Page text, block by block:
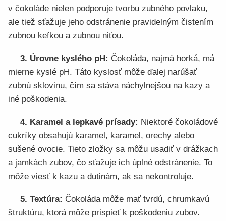
v čokoláde nielen podporuje tvorbu zubného povlaku,
ale tiež sťažuje jeho odstránenie pravidelným čistením
zubnou kefkou a zubnou niťou.
3. Úrovne kyslého pH: Čokoláda, najmä horká, má
mierne kyslé pH. Táto kyslosť môže ďalej narúšať
zubnú sklovinu, čím sa stáva náchylnejšou na kazy a
iné poškodenia.
4. Karamel a lepkavé prísady: Niektoré čokoládové
cukríky obsahujú karamel, karamel, orechy alebo
sušené ovocie. Tieto zložky sa môžu usadiť v drážkach
a jamkách zubov, čo sťažuje ich úplné odstránenie. To
môže viesť k kazu a dutinám, ak sa nekontroluje.
5. Textúra: Čokoláda môže mať tvrdú, chrumkavú
štruktúru, ktorá môže prispieť k poškodeniu zubov.